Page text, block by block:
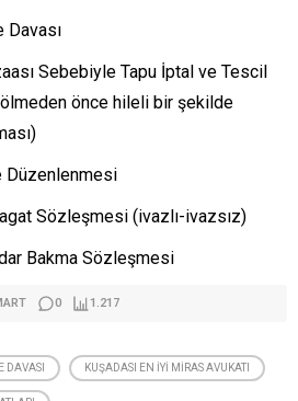
Davası
Sebebiyle Tapu İptal ve Tescil
ölmeden önce hileli bir şekilde
Düzenlenmesi
Sözleşmesi (ivazlı-ivazsız)
Bakma Sözleşmesi
0 1.217
DAVASI KUŞADASI EN IYI MIRAS AVUKATI